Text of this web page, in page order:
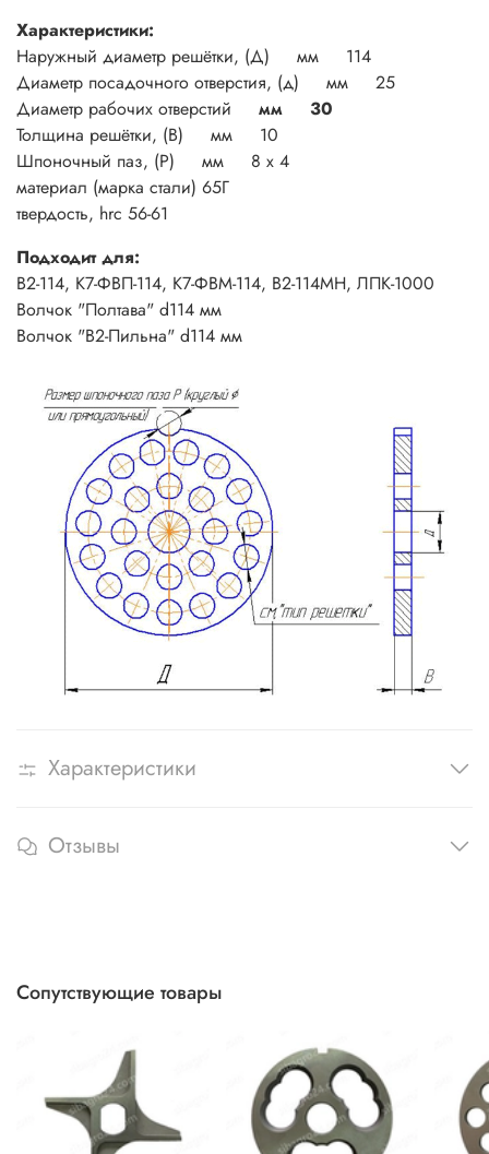
Характеристики:
Наружный диаметр решётки, (Д) мм 114
Диаметр посадочного отверстия, (д) мм 25
Диаметр рабочих отверстий
мм 30
Толщина решётки, (В) мм 10
Шпоночный паз, (Р) мм 8 х 4
материал (марка стали) 65Г
твердость, hrc 56-61
Подходит для:
В2-114, К7-ФВП-114, К7-ФВМ-114, В2-114МН, ЛПК-1000
Волчок "Полтава" d114 мм
Волчок "В2-Пильна" d114 мм
Характеристики
Отзывы
Сопутствующие товары